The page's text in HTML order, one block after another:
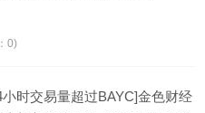
0)
时交易量超过BAYC]金色财经